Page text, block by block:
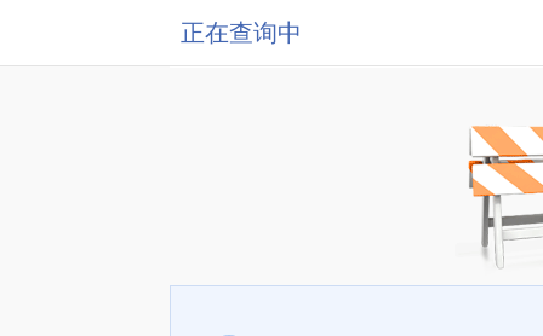
正在查询中